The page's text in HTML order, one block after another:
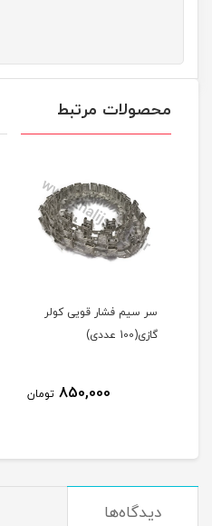
محصولات مرتبط
سر سیم فشار قویی کولر
گازی(100 عددی)
850,000 تومان
دیدگاه‌ها